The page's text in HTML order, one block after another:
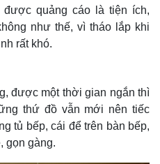
quảng cáo là tiện ích,
như thế, vì tháo lắp khi
rất khó.
được một thời gian ngắn thì
thứ đồ vẫn mới nên tiếc
tủ bếp, cái để trên bàn bếp,
gọn gàng.